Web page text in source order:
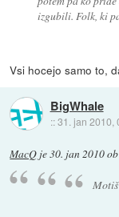
izgubili. Folk, ki
Vsi hocejo samo to,
BigWhale
::31. jan 2010,
MacQ je30. jan 2010
Motiš